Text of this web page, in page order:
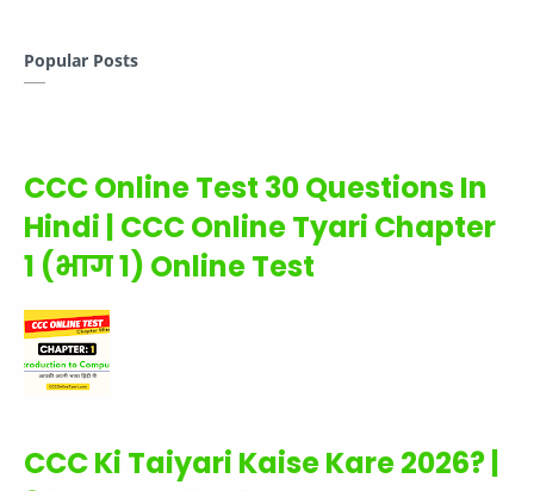
Popular Posts
CCC Online Test 30 Questions In
Hindi | CCC Online Tyari Chapter
1 (भाग 1) Online Test
CCC Ki Taiyari Kaise Kare 2026? |